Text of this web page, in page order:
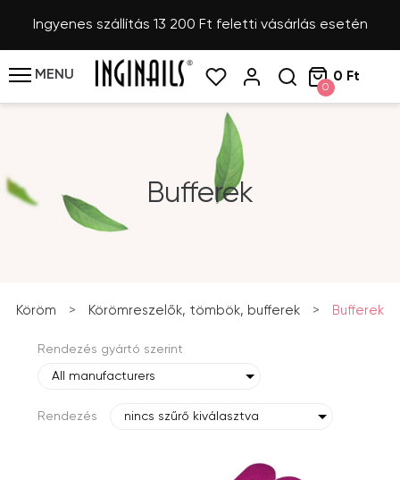
Ingyenes szállítás 13 200 Ft feletti vásárlás esetén
MENU
0
0 Ft
Bufferek
Köröm > Körömreszelők, tömbök, bufferek > Bufferek
Rendezés gyártó szerint
All manufacturers
Rendezés nincs szűrő kiválasztva